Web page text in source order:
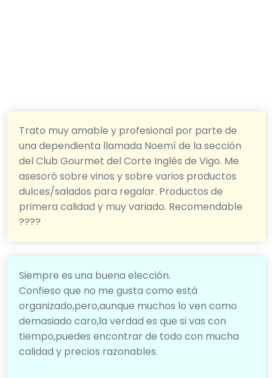
Trato muy amable y profesional por parte de
una dependienta llamada Noemí de la sección
del Club Gourmet del Corte Inglés de Vigo. Me
asesoró sobre vinos y sobre varios productos
dulces/salados para regalar. Productos de
primera calidad y muy variado. Recomendable
????
Siempre es una buena elección.
Confieso que no me gusta como está
organizado,pero,aunque muchos lo ven como
demasiado caro,la verdad es que si vas con
tiempo,puedes encontrar de todo con mucha
calidad y precios razonables.